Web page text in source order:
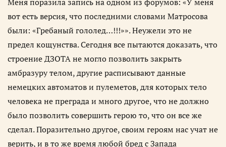
вот есть версия, что последними словами Матросова
были: «Гребаный гололед…!!!»». Неужели это не
предел кощунства. Сегодня все пытаются доказать, что
строение ДЗОТА не могло позволить закрыть
амбразуру телом, другие расписывают данные
немецких автоматов и пулеметов, для которых тело
человека не преграда и много другое, что не должно
было позволить совершить герою то, что он все же
сделал. Поразительно другое, своим героям нас учат не
верить, и в то же время любой бред с Запада